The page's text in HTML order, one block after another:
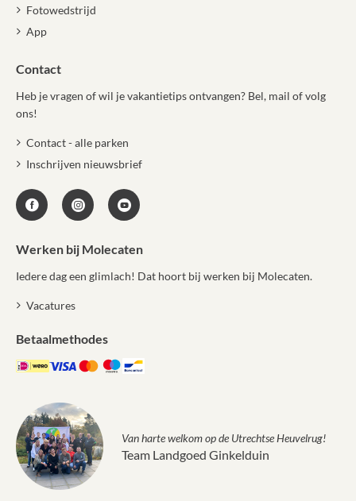
Fotowedstrijd
App
Contact
Heb je vragen of wil je vakantietips ontvangen? Bel, mail of volg
ons!
Contact - alle parken
Inschrijven nieuwsbrief
Werken bij Molecaten
Iedere dag een glimlach! Dat hoort bij werken bij Molecaten.
Vacatures
Betaalmethodes
Van harte welkom op de Utrechtse Heuvelrug!
Team Landgoed Ginkelduin